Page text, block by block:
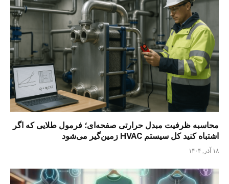
محاسبه ظرفیت مبدل حرارتی صفحه‌ای؛ فرمول طلایی که اگر
اشتباه کنید کل سیستم HVAC زمین‌گیر می‌شود
۱۸ آذر, ۱۴۰۴